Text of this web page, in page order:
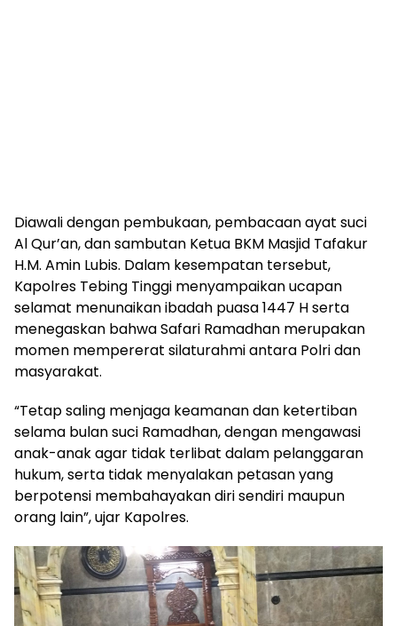
Diawali dengan pembukaan, pembacaan ayat suci
Al Qur’an, dan sambutan Ketua BKM Masjid Tafakur
H.M. Amin Lubis. Dalam kesempatan tersebut,
Kapolres Tebing Tinggi menyampaikan ucapan
selamat menunaikan ibadah puasa 1447 H serta
menegaskan bahwa Safari Ramadhan merupakan
momen mempererat silaturahmi antara Polri dan
masyarakat.
“Tetap saling menjaga keamanan dan ketertiban
selama bulan suci Ramadhan, dengan mengawasi
anak-anak agar tidak terlibat dalam pelanggaran
hukum, serta tidak menyalakan petasan yang
berpotensi membahayakan diri sendiri maupun
orang lain”, ujar Kapolres.